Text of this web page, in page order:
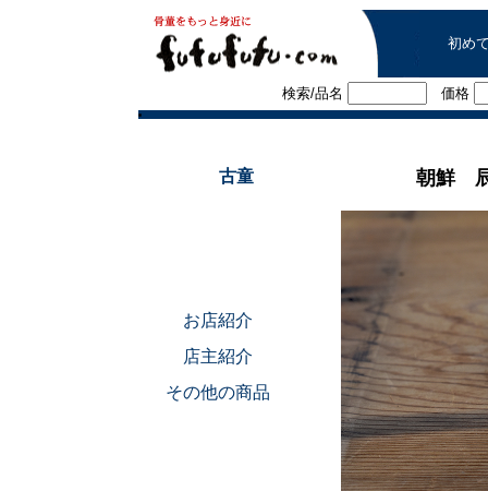
初め
検索/品名 価格
■
古童 朝鮮
お店紹介
店主紹介
その他の商品